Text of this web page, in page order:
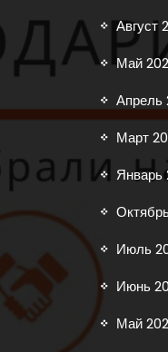
Август
Май
Апрель
Март
Январь
Июль
Июнь
Май